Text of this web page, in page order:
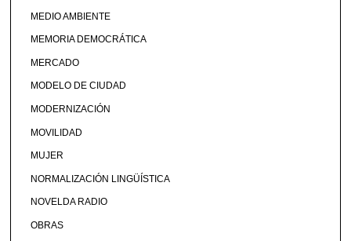
MEDIO AMBIENTE
MEMORIA DEMOCRÁTICA
MERCADO
MODELO DE CIUDAD
MODERNIZACIÓN
MOVILIDAD
MUJER
NORMALIZACIÓN LINGÜÍSTICA
NOVELDA RADIO
OBRAS